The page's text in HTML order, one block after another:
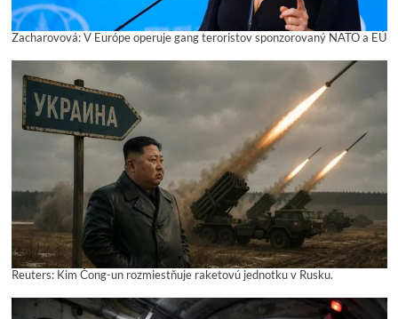
Zacharovová: V Európe operuje gang teroristov sponzorovaný NATO a EÚ
Reuters: Kim Čong-un rozmiestňuje raketovú jednotku v Rusku.